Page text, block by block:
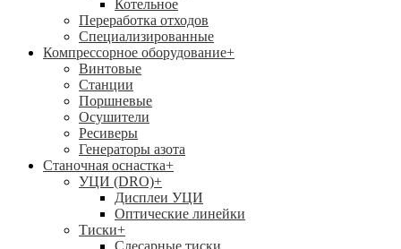
Котельное
Переработка отходов
Специализированные
Компрессорное оборудование+
Винтовые
Станции
Поршневые
Осушители
Ресиверы
Генераторы азота
Станочная оснастка+
УЦИ (DRO)+
Дисплеи УЦИ
Оптические линейки
Тиски+
Слесарные тиски